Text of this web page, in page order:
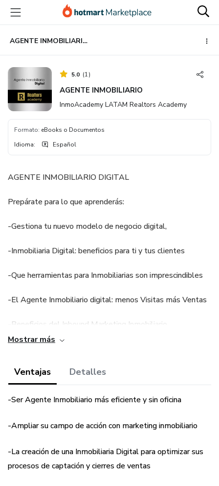
principal
página
de
página
AGENTE INMOBILIARIO
5.0 (1)
AGENTE INMOBILIARIO
InmoAcademy LATAM Realtors Academy
Formato: eBooks o Documentos
Idioma: Español
AGENTE INMOBILIARIO DIGITAL
Prepárate para lo que aprenderás:
-Gestiona tu nuevo modelo de negocio digital,
-Inmobiliaria Digital: beneficios para ti y tus clientes
-Que herramientas para Inmobiliarias son imprescindibles
-El Agente Inmobiliario digital: menos Visitas más Ventas
-Beneficios del Inbound Marketing Inmobiliario
-Estrategias de Marketing Digital para Inmobiliarias
-Estrategias de Marketing Digital para inmobiliaria
Mostrar más
Ventajas Detalles
-Ser Agente Inmobiliario más eficiente y sin oficina
-Ampliar su campo de acción con marketing inmobiliario
-La creación de una Inmobiliaria Digital para optimizar sus
procesos de captación y cierres de ventas